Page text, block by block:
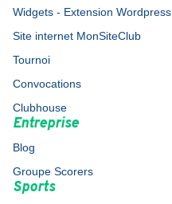
Widgets - Extension Wordpress
Site internet MonSiteClub
Tournoi
Convocations
Clubhouse
Entreprise
Blog
Groupe Scorers
Sports